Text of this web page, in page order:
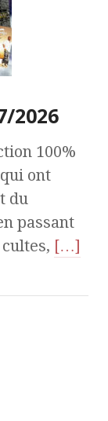
2026
100%
ont
du
passant
[…]